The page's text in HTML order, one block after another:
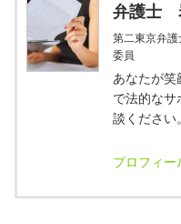
弁護士
第二東京弁
委員
あなたが笑
で法的なサ
談ください。